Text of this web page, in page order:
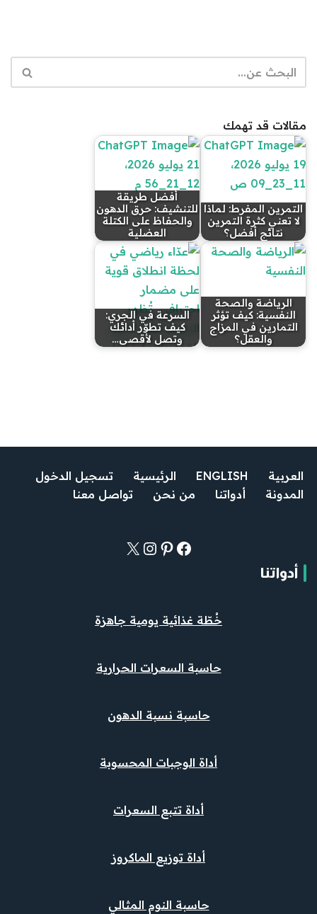
مقالات قد تهمك
التمرين المفرط: لماذا
لا تعني كثرة التمرين
نتائج أفضل؟
أفضل طريقة
للتنشيف: حرق الدهون
والحفاظ على الكتلة
العضلية
الرياضة والصحة
النفسية: كيف تؤثر
التمارين في المزاج
والعقل؟
السرعة في الجري:
كيف تطوّر أدائك
وتصل لأقصى…
العربية ENGLISH الرئيسية
تسجيل الدخول
المدونة
أدواتنا من نحن تواصل معنا
أدواتنا
خُطّة غذائية يومية جاهزة
حاسبة السعرات الحرارية
حاسبة نسبة الدهون
أداة الوجبات المحسوبة
أداة تتبع السعرات
أداة توزيع الماكروز
حاسبة النوم المثالي